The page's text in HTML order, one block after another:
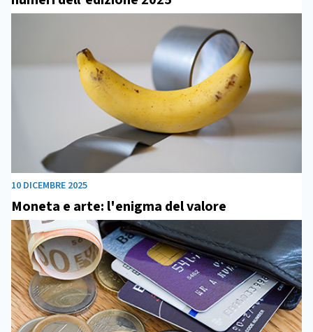
10 DICEMBRE 2025
Moneta e arte: l'enigma del valore